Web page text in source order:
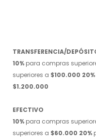
TRANSFERENCIA/
10% para compras
superiores a $100.000 20%
$1.200.000
EFECTIVO
10% para compras
superiores a $60.000 20%